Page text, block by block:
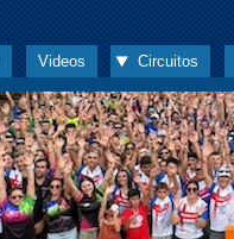
Videos Circuitos